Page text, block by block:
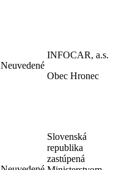
Neuvedené
INFOCAR, a.s.
Obec Hronec
Slovenská
republika
zastúpená